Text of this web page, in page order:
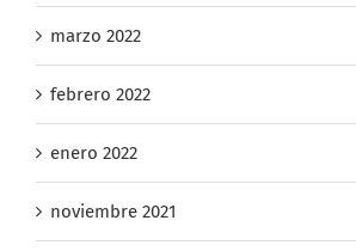
febrero 2022
enero 2022
noviembre 2021
mayo 2021